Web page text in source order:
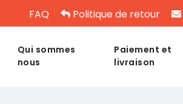
FAQ Politique de retour
Qui sommes
nous
Paiement et
livraison